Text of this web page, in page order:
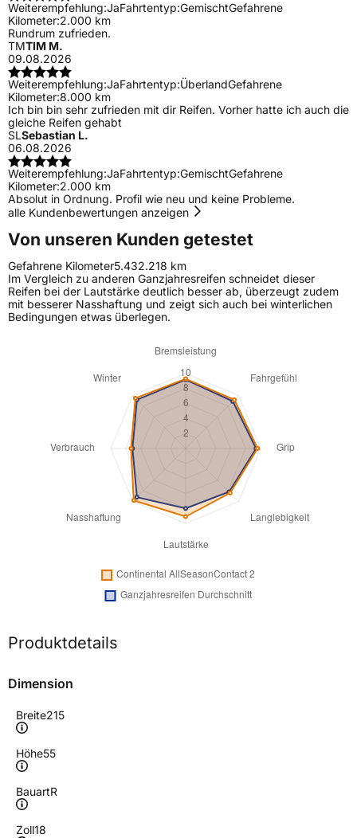
Weiterempfehlung:JaFahrtentyp:GemischtGefahrene
Kilometer:2.000 km
Rundrum zufrieden.
TMTIM M.
09.08.2026
Weiterempfehlung:JaFahrtentyp:ÜberlandGefahrene
Kilometer:8.000 km
Ich bin bin sehr zufrieden mit dir Reifen. Vorher hatte ich auch die
gleiche Reifen gehabt
SLSebastian L.
06.08.2026
Weiterempfehlung:JaFahrtentyp:GemischtGefahrene
Kilometer:2.000 km
Absolut in Ordnung. Profil wie neu und keine Probleme.
alle Kundenbewertungen anzeigen
Von unseren Kunden getestet
Gefahrene Kilometer5.432.218 km
Im Vergleich zu anderen Ganzjahresreifen schneidet dieser
Reifen bei der Lautstärke deutlich besser ab, überzeugt zudem
mit besserer Nasshaftung und zeigt sich auch bei winterlichen
Bedingungen etwas überlegen.
Produktdetails
Dimension
Breite215
Höhe55
BauartR
Zoll18